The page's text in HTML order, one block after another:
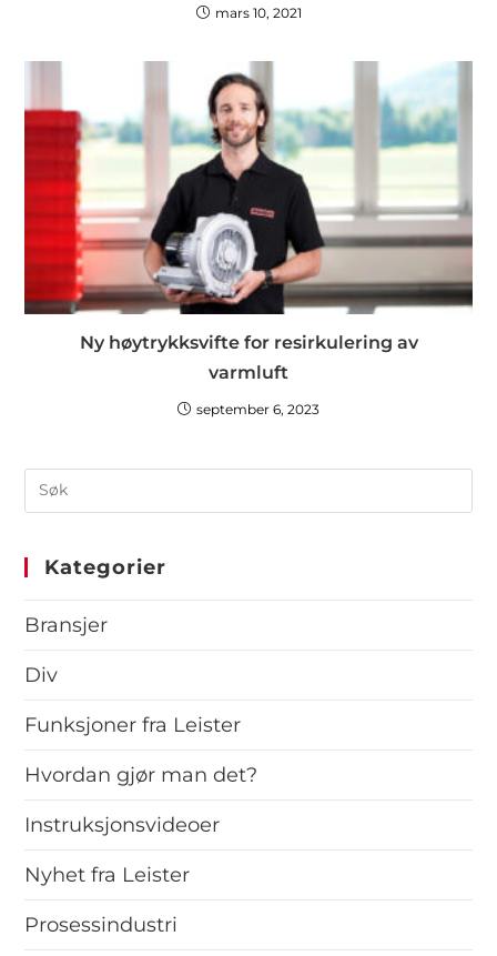
mars 10, 2021
Ny høytrykksvifte for resirkulering av
varmluft
september 6, 2023
Kategorier
Bransjer
Div
Funksjoner fra Leister
Hvordan gjør man det?
Instruksjonsvideoer
Nyhet fra Leister
Prosessindustri